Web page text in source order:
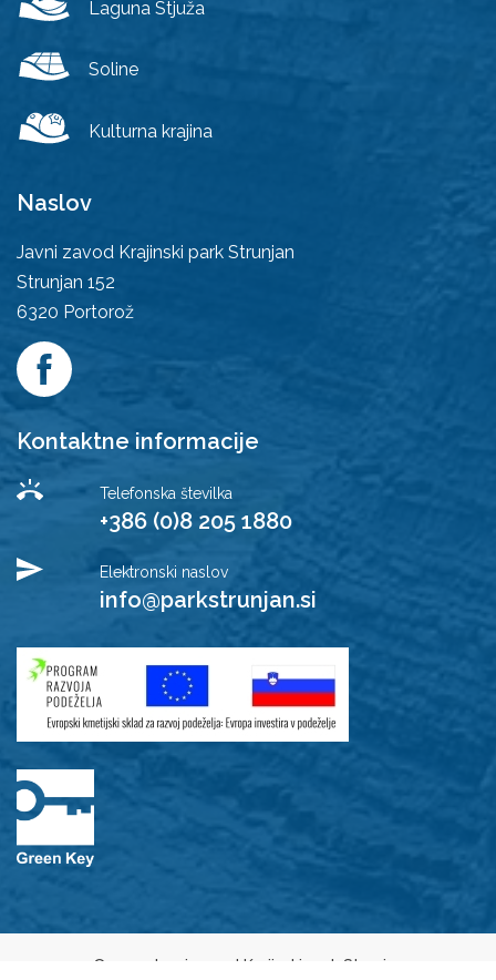
Laguna Stjuža
Soline
Kulturna krajina
Naslov
Javni zavod Krajinski park Strunjan
Strunjan 152
6320 Portorož
Kontaktne informacije
Telefonska številka
+386 (0)8 205 1880
Elektronski naslov
info@parkstrunjan.si
© 2021 Javni zavod Krajinski park Strunjan